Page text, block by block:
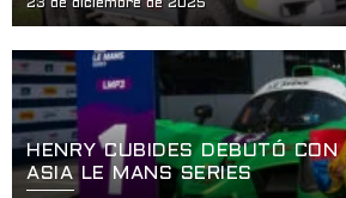
23 de diciembre de 2025
HENRY CUBIDES DEBUTÓ
ASIA LE MANS SERIES